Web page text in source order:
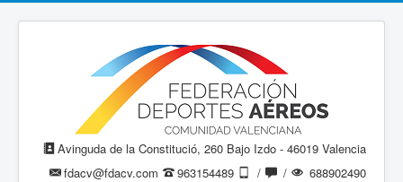
Avinguda de la Constitució, 260 Bajo Izdo - 46019 Valencia
fdacv@fdacv.com
963154489 / /
688902490